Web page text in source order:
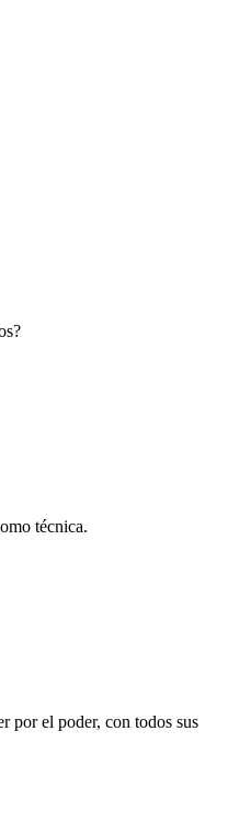
técnica.
por el poder, con todos sus